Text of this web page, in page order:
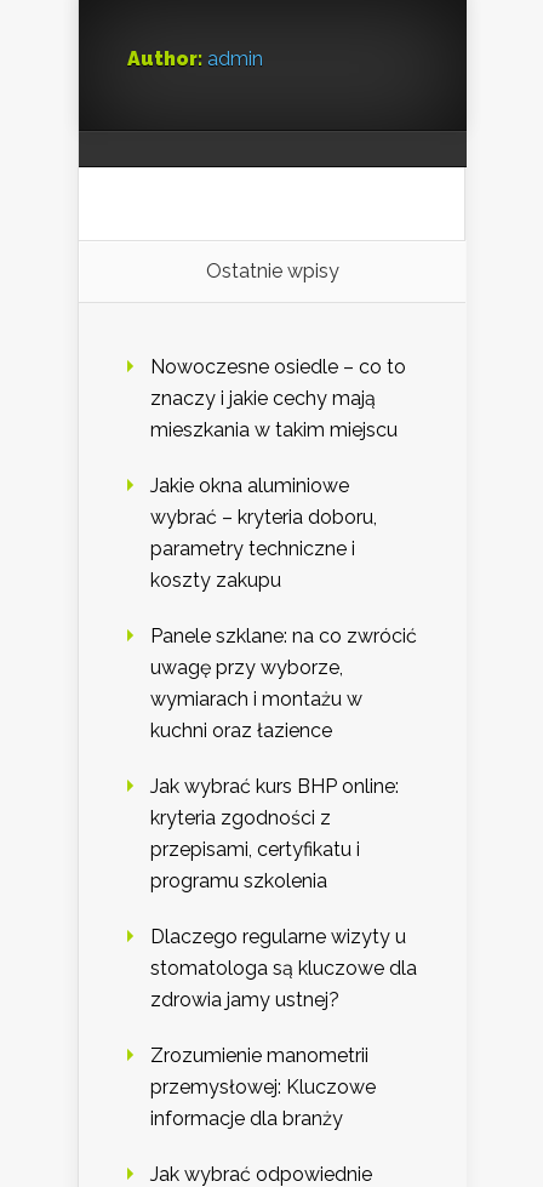
Author: admin
Ostatnie wpisy
Nowoczesne osiedle – co to
znaczy i jakie cechy mają
mieszkania w takim miejscu
Jakie okna aluminiowe
wybrać – kryteria doboru,
parametry techniczne i
koszty zakupu
Panele szklane: na co zwrócić
uwagę przy wyborze,
wymiarach i montażu w
kuchni oraz łazience
Jak wybrać kurs BHP online:
kryteria zgodności z
przepisami, certyfikatu i
programu szkolenia
Dlaczego regularne wizyty u
stomatologa są kluczowe dla
zdrowia jamy ustnej?
Zrozumienie manometrii
przemysłowej: Kluczowe
informacje dla branży
Jak wybrać odpowiednie